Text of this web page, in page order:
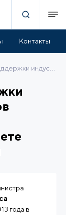
Контакты
года в